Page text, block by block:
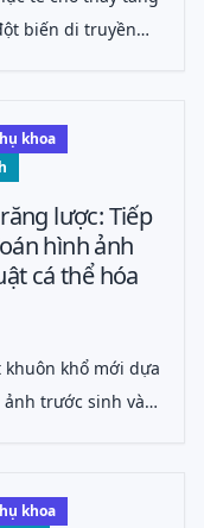
biến di truyền
khoa
lược: Tiếp
hình ảnh
cá thể hóa
khổ mới dựa
trước sinh và
khoa